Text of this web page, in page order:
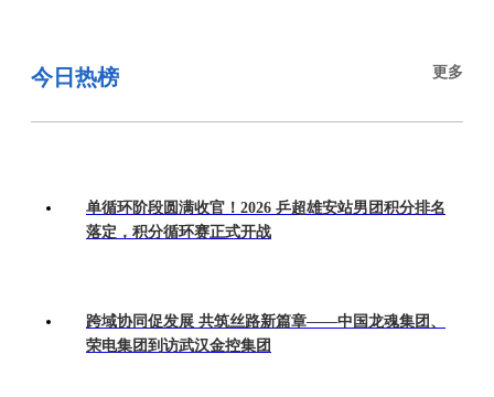
今日热榜 更多
单循环阶段圆满收官！2026 乒超雄安站男团积分排名
落定，积分循环赛正式开战
跨域协同促发展 共筑丝路新篇章——中国龙魂集团、
荣电集团到访武汉金控集团